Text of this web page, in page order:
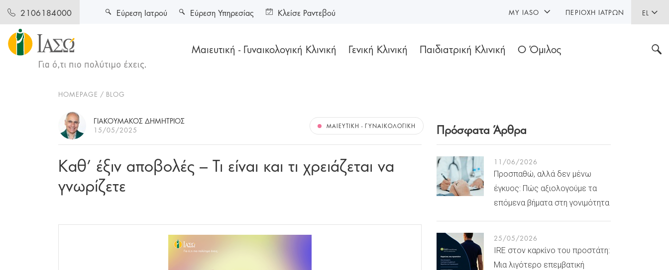
2106184000 EL
Μαιευτική - Γυναικολογική Κλινική Γενική Κλινική Παιδιατρική Κλινική Ο Όμιλος
Εύρεση Ιατρού Εύρεση Υπηρεσίας Κλείσε Ραντεβού MY IASO ΠΕΡΙΟΧΉ ΙΑΤΡΏΝ
HOMEPAGE BLOG
ΓΙΑΚΟΥΜΑΚΟΣ ΔΗΜΗΤΡΙΟΣ
15/05/2025 ΜΑΙΕΥΤΙΚΉ - ΓΥΝΑΙΚΟΛΟΓΙΚΉ
Καθ’ έξιν αποβολές – Τι είναι και τι χρειάζεται να
γνωρίζετε
Πρόσφατα Άρθρα
11/06/2026
Προσπαθώ, αλλά δεν μένω
έγκυος: Πώς αξιολογούμε τα
επόμενα βήματα στη γονιμότητα
25/05/2026
IRE στον καρκίνο του προστάτη:
Μια λιγότερο επεμβατική